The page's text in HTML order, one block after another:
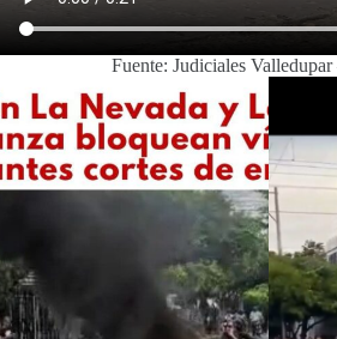
Fuente: Judiciales